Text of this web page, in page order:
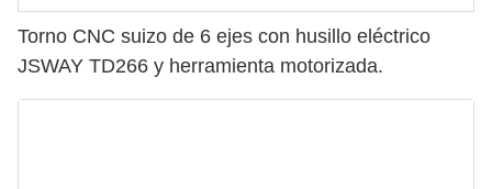
Torno CNC suizo de 6 ejes con husillo eléctrico
JSWAY TD266 y herramienta motorizada.